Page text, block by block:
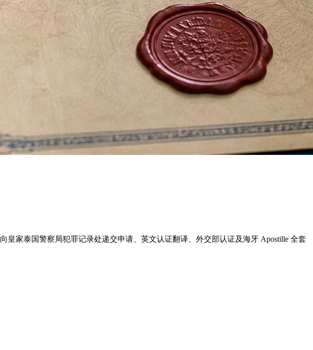
皇家泰国警察局犯罪记录处递交申请、英文认证翻译、外交部认证及海牙 Apostille 全套